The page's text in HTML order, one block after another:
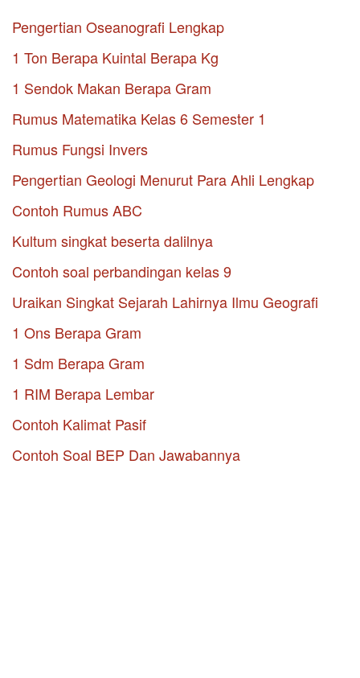
Pengertian Oseanografi Lengkap
1 Ton Berapa Kuintal Berapa Kg
1 Sendok Makan Berapa Gram
Rumus Matematika Kelas 6 Semester 1
Rumus Fungsi Invers
Pengertian Geologi Menurut Para Ahli Lengkap
Contoh Rumus ABC
Kultum singkat beserta dalilnya
Contoh soal perbandingan kelas 9
Uraikan Singkat Sejarah Lahirnya Ilmu Geografi
1 Ons Berapa Gram
1 Sdm Berapa Gram
1 RIM Berapa Lembar
Contoh Kalimat Pasif
Contoh Soal BEP Dan Jawabannya